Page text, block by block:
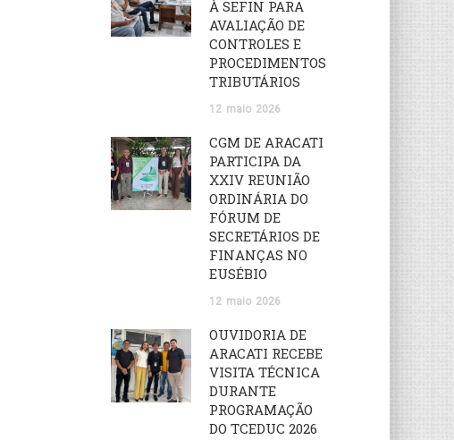
À SEFIN PARA
AVALIAÇÃO DE
CONTROLES E
PROCEDIMENTOS
TRIBUTÁRIOS
12 maio 2026
CGM DE ARACATI
PARTICIPA DA
XXIV REUNIÃO
ORDINÁRIA DO
FÓRUM DE
SECRETÁRIOS DE
FINANÇAS NO
EUSÉBIO
12 maio 2026
OUVIDORIA DE
ARACATI RECEBE
VISITA TÉCNICA
DURANTE
PROGRAMAÇÃO
DO TCEDUC 2026